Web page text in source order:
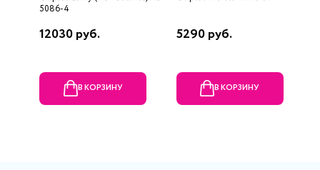
5086-4
12030 руб.
В КОРЗИНУ
5290 руб.
В КОРЗИНУ